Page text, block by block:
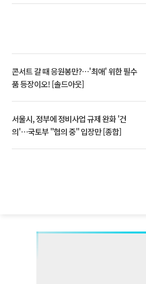
콘서트 갈 때 응원봉만?⋯'최애' 위한 필수
품 등장이오! [솔드아웃]
서울시, 정부에 정비사업 규제 완화 '건
의'⋯국토부 "협의 중" 입장만 [종합]